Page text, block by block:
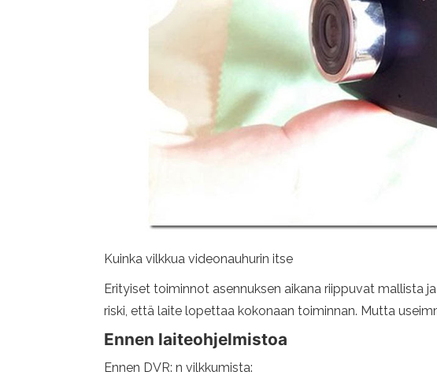
Kuinka vilkkua videonauhurin itse
Erityiset toiminnot asennuksen aikana riippuvat mallista
riski, että laite lopettaa kokonaan toiminnan. Mutta
Ennen laiteohjelmistoa
Ennen DVR: n vilkkumista: